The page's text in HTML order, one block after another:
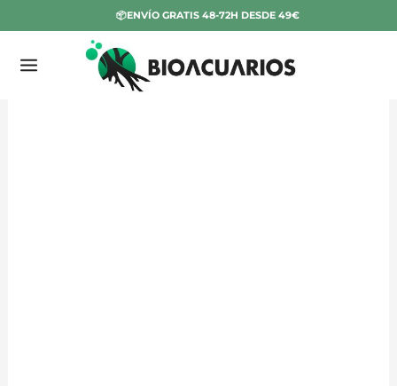
al
📦ENVÍO GRATIS 48-72H DESDE 49€
Alas
cubrelaterales